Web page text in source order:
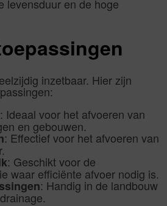
levensduur en de hoge
inzetbaar. Hier zijn
: Ideaal voor het afvoeren van
en gebouwen.
: Effectief voor het afvoeren van
: Geschikt voor de
waar efficiënte afvoer nodig is.
: Handig in de landbouw